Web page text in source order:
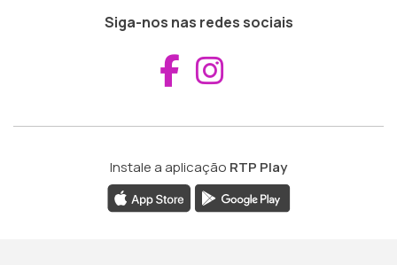
Siga-nos nas redes sociais
Aceder ao
Instale a aplicação RTP Play